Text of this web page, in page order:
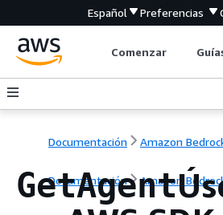
Español Preferencias
Comenzar
Documentación Amazon
Documentación Amazon
GetAgent